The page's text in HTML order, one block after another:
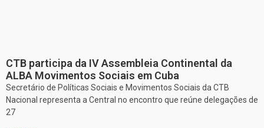
CTB participa da IV Assembleia Continental da
ALBA Movimentos Sociais em Cuba
Secretário de Políticas Sociais e Movimentos Sociais da CTB
Nacional representa a Central no encontro que reúne delegações de
27